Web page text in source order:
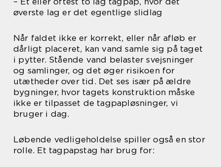
øverste lag er det egentlige slidlag
Når faldet ikke er korrekt, eller når afløb er
dårligt placeret, kan vand samle sig på taget
i pytter. Stående vand belaster svejsninger
og samlinger, og det øger risikoen for
utætheder over tid. Det ses især på ældre
bygninger, hvor tagets konstruktion måske
ikke er tilpasset de tagpapløsninger, vi
bruger i dag.
Løbende vedligeholdelse spiller også en stor
rolle. Et tagpapstag har brug for: